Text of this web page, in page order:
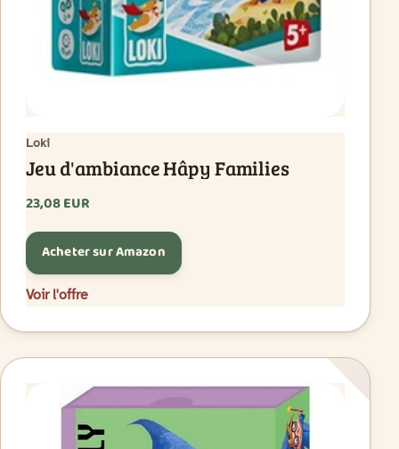
Loki
Jeu d'ambiance Hâpy Families
23,08 EUR
Acheter sur Amazon
Voir l'offre